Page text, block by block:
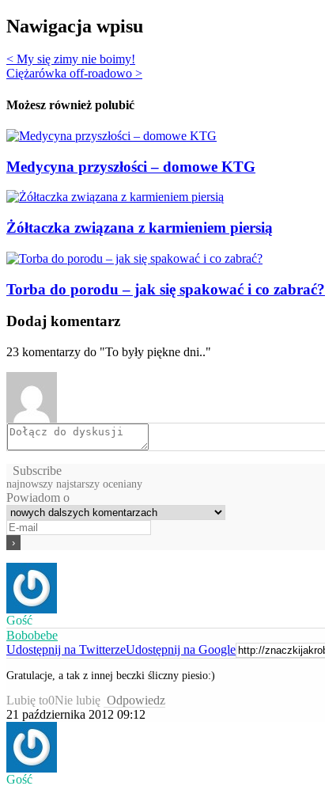
Nawigacja wpisu
< My się zimy nie boimy!
Ciężarówka off-roadowo >
Możesz również polubić
Medycyna przyszłości – domowe KTG
Żółtaczka związana z karmieniem piersią
Torba do porodu – jak się spakować i co zabrać?
Dodaj komentarz
23 komentarzy do "To były piękne dni.."
Subscribe
najnowszy najstarszy oceniany
Powiadom o
Gość
Bobobebe
Udostępnij na TwitterzeUdostępnij na Google
Gratulacje, a tak z innej beczki śliczny piesio:)
Lubię to0Nie lubię Odpowiedz
21 października 2012 09:12
Gość